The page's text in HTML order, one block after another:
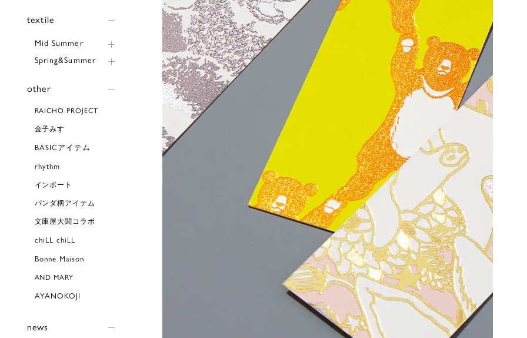
textile
Mid Summer
Spring&Summer
other
RAICHO PROJECT
金子みすゞ
BASICアイテム
rhythm
インポート
パンダ柄アイテム
文庫屋大関コラボ
chiLL chiLL
Bonne Maison
AND MARY
AYANOKOJI
news